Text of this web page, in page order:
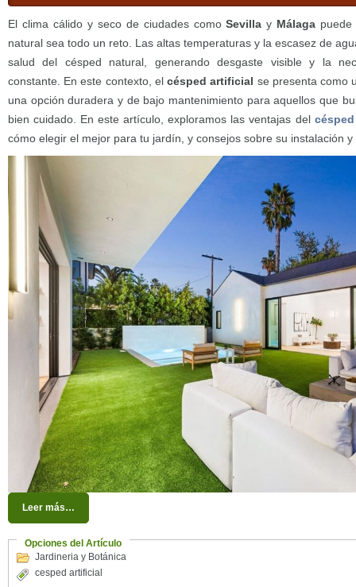
El clima cálido y seco de ciudades comoSevilla y Málaga
natural sea todo un reto. Las altas temperaturas y la escasez de
salud del césped natural, generando desgaste visible y la
constante. En este contexto, elcésped artificial se presenta como
una opción duradera y de bajo mantenimiento para aquellos que
bien cuidado. En este artículo, exploramos las ventajas del
cómo elegir el mejor para tu jardín, y consejos sobre su instalación y
Leer más…
Opciones del Artículo
Jardineria y Botánica
cesped artificial